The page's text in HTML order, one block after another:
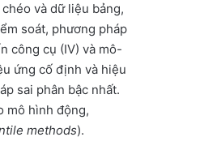
và dữ liệu bảng,
soát, phương pháp
công cụ (IV) và mô-
ứng cố định và hiệu
sai phân bậc nhất.
mô hình động,
methods).